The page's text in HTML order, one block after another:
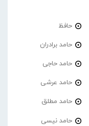
حافظ
حامد برادران
حامد حاجی
حامد عرشی
حامد مطلق
حامد نیسی